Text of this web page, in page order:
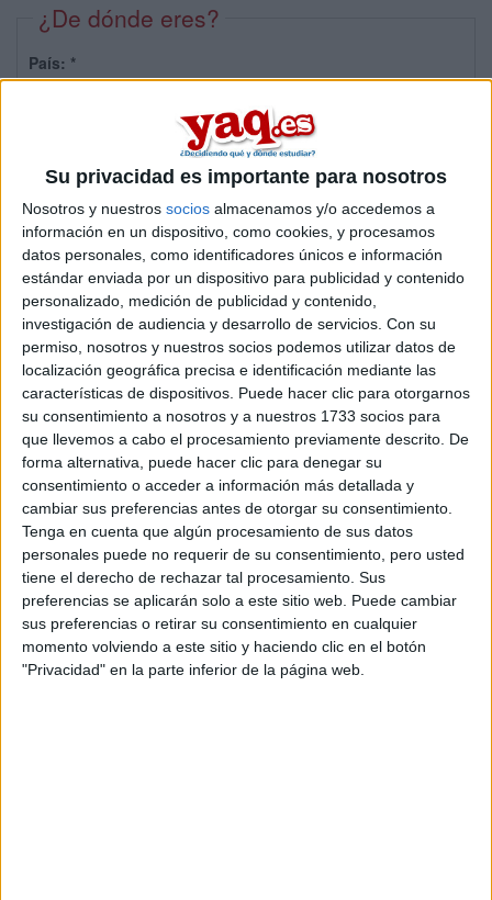
Su privacidad es importante para nosotros
Nosotros y nuestros socios almacenamos y/o accedemos a
información en un dispositivo, como cookies, y procesamos
datos personales, como identificadores únicos e información
estándar enviada por un dispositivo para publicidad y contenido
personalizado, medición de publicidad y contenido,
investigación de audiencia y desarrollo de servicios. Con su
permiso, nosotros y nuestros socios podemos utilizar datos de
localización geográfica precisa e identificación mediante las
características de dispositivos. Puede hacer clic para otorgarnos
su consentimiento a nosotros y a nuestros 1733 socios para
que llevemos a cabo el procesamiento previamente descrito. De
forma alternativa, puede hacer clic para denegar su
consentimiento o acceder a información más detallada y
cambiar sus preferencias antes de otorgar su consentimiento.
Tenga en cuenta que algún procesamiento de sus datos
personales puede no requerir de su consentimiento, pero usted
tiene el derecho de rechazar tal procesamiento. Sus
preferencias se aplicarán solo a este sitio web. Puede cambiar
sus preferencias o retirar su consentimiento en cualquier
momento volviendo a este sitio y haciendo clic en el botón
"Privacidad" en la parte inferior de la página web.
¿De dónde eres?
País: *
Sobre ti
Soy:*
Chico
Chica
¿En qué año terminas (o terminaste) bachillerato o FP?
Soy estudiante de:*
Términos y Condiciones de Uso
Aceptolos Términos y Condicionesde uso*